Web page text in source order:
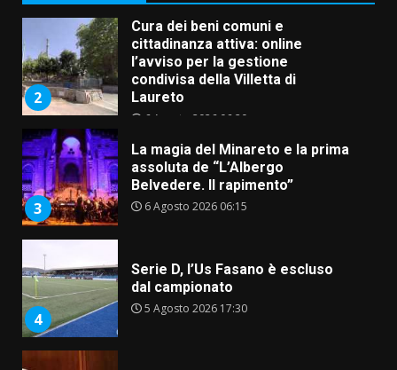
2
Cura dei beni comuni e
cittadinanza attiva: online
l’avviso per la gestione
condivisa della Villetta di
Laureto
6 Agosto 2026 06:20
3
La magia del Minareto e la prima
assoluta de “L’Albergo
Belvedere. Il rapimento”
6 Agosto 2026 06:15
4
Serie D, l’Us Fasano è escluso
dal campionato
5 Agosto 2026 17:30